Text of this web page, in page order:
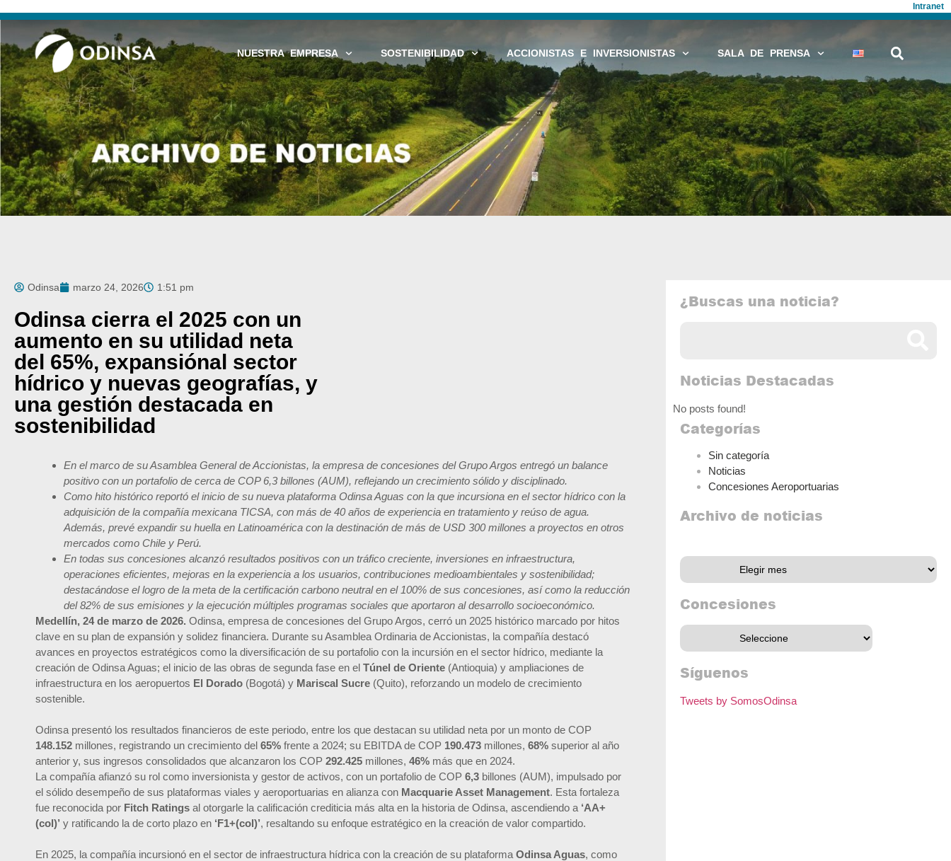
Intranet
NUESTRA EMPRESA SOSTENIBILIDAD ACCIONISTAS E INVERSIONISTAS SALA DE PRENSA
Odinsa marzo 24, 2026 1:51 pm
Odinsa cierra el 2025 con un
aumento en su utilidad neta
del 65%, expansiónal sector
hídrico y nuevas geografías, y
una gestión destacada en
sostenibilidad
En el marco de su Asamblea General de Accionistas, la empresa de concesiones del Grupo Argos entregó un balance
positivo con un portafolio de cerca de COP 6,3 billones (AUM), reflejando un crecimiento sólido y disciplinado.
Como hito histórico reportó el inicio de su nueva plataforma Odinsa Aguas con la que incursiona en el sector hídrico con la
adquisición de la compañía mexicana TICSA, con más de 40 años de experiencia en tratamiento y reúso de agua.
Además, prevé expandir su huella en Latinoamérica con la destinación de más de USD 300 millones a proyectos en otros
mercados como Chile y Perú.
En todas sus concesiones alcanzó resultados positivos con un tráfico creciente, inversiones en infraestructura,
operaciones eficientes, mejoras en la experiencia a los usuarios, contribuciones medioambientales y sostenibilidad;
destacándose el logro de la meta de la certificación carbono neutral en el 100% de sus concesiones, así como la reducción
del 82% de sus emisiones y la ejecución múltiples programas sociales que aportaron al desarrollo socioeconómico.
Medellín, 24 de marzo de 2026. Odinsa, empresa de concesiones del Grupo Argos, cerró un 2025 histórico marcado por hitos
clave en su plan de expansión y solidez financiera. Durante su Asamblea Ordinaria de Accionistas, la compañía destacó
avances en proyectos estratégicos como la diversificación de su portafolio con la incursión en el sector hídrico, mediante la
creación de Odinsa Aguas; el inicio de las obras de segunda fase en el Túnel de Oriente (Antioquia) y ampliaciones de
infraestructura en los aeropuertos El Dorado (Bogotá) y Mariscal Sucre (Quito), reforzando un modelo de crecimiento
sostenible.
Odinsa presentó los resultados financieros de este periodo, entre los que destacan su utilidad neta por un monto de COP
148.152 millones, registrando un crecimiento del 65% frente a 2024; su EBITDA de COP 190.473 millones, 68% superior al año
anterior y, sus ingresos consolidados que alcanzaron los COP 292.425 millones, 46% más que en 2024.
La compañía afianzó su rol como inversionista y gestor de activos, con un portafolio de COP 6,3 billones (AUM), impulsado por
el sólido desempeño de sus plataformas viales y aeroportuarias en alianza con Macquarie Asset Management. Esta fortaleza
fue reconocida por Fitch Ratings al otorgarle la calificación crediticia más alta en la historia de Odinsa, ascendiendo a ‘AA+
(col)’ y ratificando la de corto plazo en ‘F1+(col)’, resaltando su enfoque estratégico en la creación de valor compartido.
En 2025, la compañía incursionó en el sector de infraestructura hídrica con la creación de su plataforma Odinsa Aguas, como
¿Buscas una noticia?
Noticias Destacadas
No posts found!
Categorías
Sin categoría
Noticias
Concesiones Aeroportuarias
Archivo de noticias
Concesiones
Síguenos
Tweets by SomosOdinsa